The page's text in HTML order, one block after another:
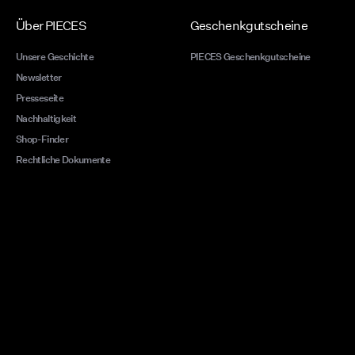
jeder
Über PIECES
Unsere Geschichte
Newsletter
Presseseite
Nachhaltigkeit
Shop-Finder
Rechtliche Dokumente
Geschenkgutscheine
PIECES Geschenkgutscheine